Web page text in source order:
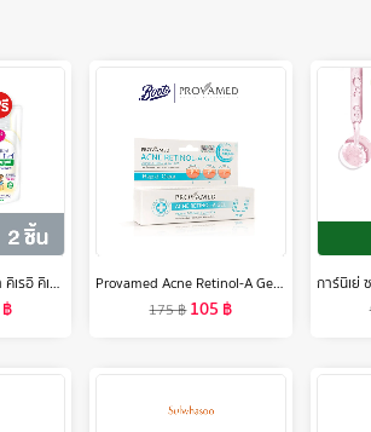
Kirei Kirei ครีมอาบน้ำ คิเรอิ คิเรอิ Antibacterial Body Wash สูตร Nourish & Care ขวดปั๊ม 500 มล. ฟรี ถุงเติม 400 มล.
฿
Provamed Acne Retinol-A Gel 10G โปรวาเมด เจลแต้มสิว For Non Inflammatory Acne Comedone Acne เจลแต้มสิวfor U Zone (เหมาะสำหรับสิวอุดตัน) ช่วยยับยั้งเชื้อแบคทีเรีย P.acnes 10g
175฿105 ฿